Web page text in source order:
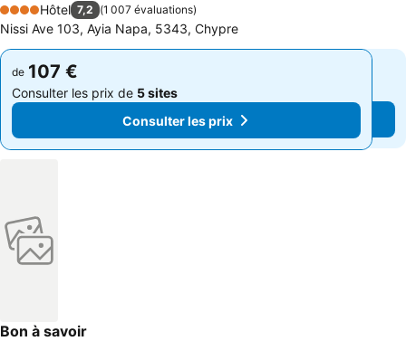
4 Étoiles
Hôtel 7,2 (1 007 évaluations)
Nissi Ave 103, Ayia Napa, 5343, Chypre
de 107 €
Consulter les prix de 5 sites
Consulter les prix
de 107 €
Consulter les prix de 5 sites
Consulter les prix
Bon à savoir